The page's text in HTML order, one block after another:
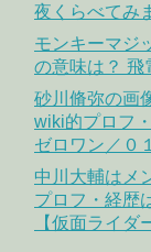
夜くらべてみ
モンキーマジ
の意味は？ 飛
砂川脩弥の画
wiki的プロフ
ゼロワン／０
中川大輔はメ
プロフ・経歴
【仮面ライ